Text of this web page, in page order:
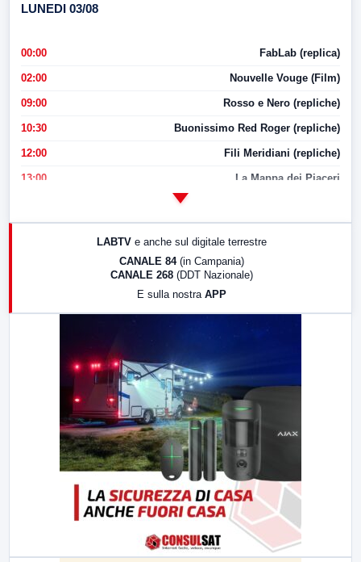
LUNEDI 03/08
00:00 FabLab (replica)
02:00 Nouvelle Vouge (Film)
09:00 Rosso e Nero (repliche)
10:30 Buonissimo Red Roger (repliche)
12:00 Fili Meridiani (repliche)
13:00 La Mappa dei Piaceri
17:00 LabNews (replica)
LABTV e anche sul digitale terrestre
CANALE 84 (in Campania)
CANALE 268 (DDT Nazionale)
E sulla nostra APP